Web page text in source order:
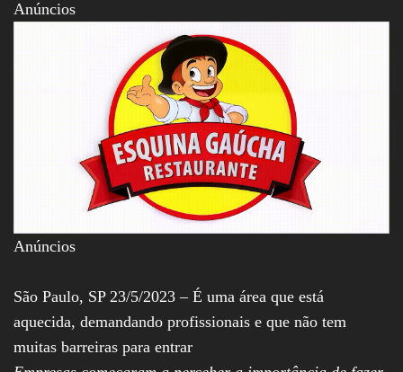
Senado, São Paulo,
Rio de Janeiro,
Brasília, Nordeste,
Norte, Centro-
Oeste, Sul, Sudeste,
Gastronomia,
Vinhos, Bebidas,
Cervejas, Comida,
Receitas, Chef, RH,
Emprego,
Empreendedorismo,
Negócios,
Anúncios
Anúncios
São Paulo, SP 23/5/2023 – É uma área que está
aquecida, demandando profissionais e que não tem
muitas barreiras para entrar